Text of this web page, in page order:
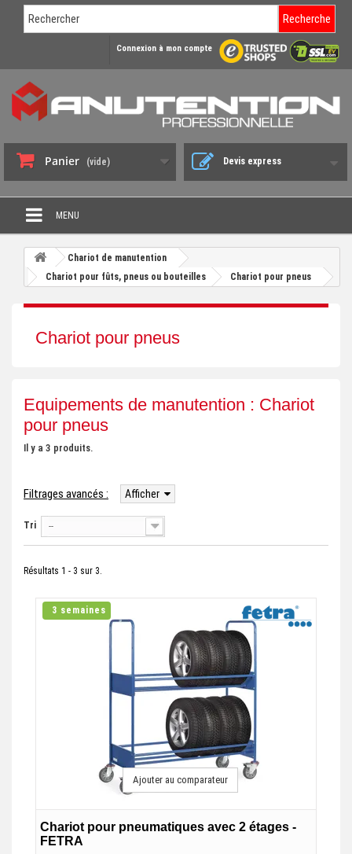
Recherche
Connexion à mon compte
Panier (vide) Devis express
MENU
PROMO DÉSTOCKAGE
+
CHARIOT DE MANUTENTION
+
DIABLE DE MANUTENTION
BENNE BASCULANTE
ROULEUR ET PLATEAU ROULANT
TRANSPALETTE ET PALETTAGE
ACCESSOIRES ET COMPLÉMENTS
CHOIX PAR USAGE
Chariot de manutention
Chariot pour fûts, pneus ou bouteilles
Chariot pour pneus
Chariot pour pneus
Equipements de manutention : Chariot
pour pneus
Il y a 3 produits.
Filtrages avancés : Afficher
Tri --
Résultats 1 - 3 sur 3.
3 semaines
Chariot pour pneumatiques avec 2 étages -
FETRA
Ajouter au comparateur